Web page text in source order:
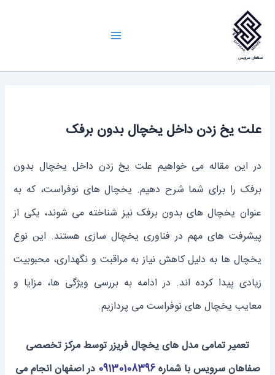
محتواصفاهان سرویس
علت یخ زدن داخل یخچال بدون برفک
در این مقاله می خواهیم علت یخ زدن داخل یخچال بدون
برفک را برای شما شرح دهیم. یخچال‌ های نوفراست، که به
عنوان یخچال‌ های بدون برفک نیز شناخته می‌ شوند، یکی از
پیشرفت ‌های مهم در فناوری یخچال‌ سازی هستند. این نوع
یخچال ‌ها به دلیل کاهش نیاز به مراقبت و نگهداری، محبوبیت
زیادی پیدا کرده ‌اند. در ادامه به بررسی ویژگی‌ ها، مزایا و
معایب یخچال‌ های نوفراست می‌ پردازیم.
تعمیر تمامی مدل های یخچال فریزر توسط مرکز تخصصی
صفاهان سرویس با شماره09130108396 در اصفهان انجام می